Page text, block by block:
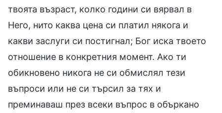
твоята възраст, колко години си вярвал в
Него, нито каква цена си платил някога и
какви заслуги си постигнал; Бог иска твоето
отношение в конкретния момент. Ако ти
обикновено никога не си обмислял тези
въпроси или не си търсил за тях и
преминаваш през всеки въпрос в объркано